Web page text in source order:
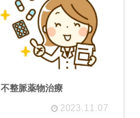
不整脈薬物治療
2023.11.07